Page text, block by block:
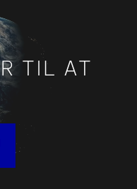
TIL AT